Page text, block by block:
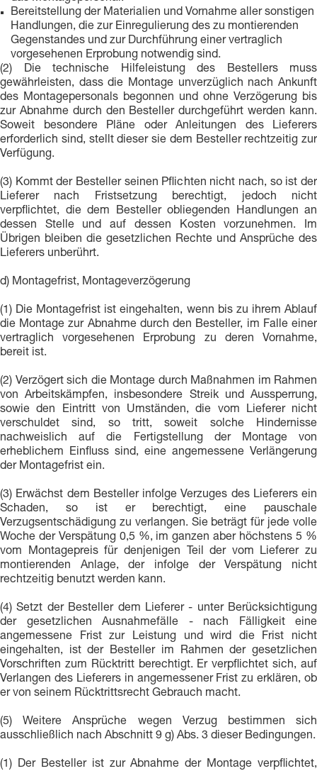
Bereitstellung der Materialien und Vornahme aller sonstigen
Handlungen, die zur Einregulierung des zu montierenden
Gegenstandes und zur Durchführung einer vertraglich
vorgesehenen Erprobung notwendig sind.
(2) Die technische Hilfeleistung des Bestellers muss
gewährleisten, dass die Montage unverzüglich nach Ankunft
des Montagepersonals begonnen und ohne Verzögerung bis
zur Abnahme durch den Besteller durchgeführt werden kann.
Soweit besondere Pläne oder Anleitungen des Lieferers
erforderlich sind, stellt dieser sie dem Besteller rechtzeitig zur
Verfügung.
(3) Kommt der Besteller seinen Pflichten nicht nach, so ist der
Lieferer nach Fristsetzung berechtigt, jedoch nicht
verpflichtet, die dem Besteller obliegenden Handlungen an
dessen Stelle und auf dessen Kosten vorzunehmen. Im
Übrigen bleiben die gesetzlichen Rechte und Ansprüche des
Lieferers unberührt.
d) Montagefrist, Montageverzögerung
(1) Die Montagefrist ist eingehalten, wenn bis zu ihrem Ablauf
die Montage zur Abnahme durch den Besteller, im Falle einer
vertraglich vorgesehenen Erprobung zu deren Vornahme,
bereit ist.
(2) Verzögert sich die Montage durch Maßnahmen im Rahmen
von Arbeitskämpfen, insbesondere Streik und Aussperrung,
sowie den Eintritt von Umständen, die vom Lieferer nicht
verschuldet sind, so tritt, soweit solche Hindernisse
nachweislich auf die Fertigstellung der Montage von
erheblichem Einfluss sind, eine angemessene Verlängerung
der Montagefrist ein.
(3) Erwächst dem Besteller infolge Verzuges des Lieferers ein
Schaden, so ist er berechtigt, eine pauschale
Verzugsentschädigung zu verlangen. Sie beträgt für jede volle
Woche der Verspätung 0,5 %, im ganzen aber höchstens 5 %
vom Montagepreis für denjenigen Teil der vom Lieferer zu
montierenden Anlage, der infolge der Verspätung nicht
rechtzeitig benutzt werden kann.
(4) Setzt der Besteller dem Lieferer - unter Berücksichtigung
der gesetzlichen Ausnahmefälle - nach Fälligkeit eine
angemessene Frist zur Leistung und wird die Frist nicht
eingehalten, ist der Besteller im Rahmen der gesetzlichen
Vorschriften zum Rücktritt berechtigt. Er verpflichtet sich, auf
Verlangen des Lieferers in angemessener Frist zu erklären, ob
er von seinem Rücktrittsrecht Gebrauch macht.
(5) Weitere Ansprüche wegen Verzug bestimmen sich
ausschließlich nach Abschnitt 9 g) Abs. 3 dieser Bedingungen.
(1) Der Besteller ist zur Abnahme der Montage verpflichtet,